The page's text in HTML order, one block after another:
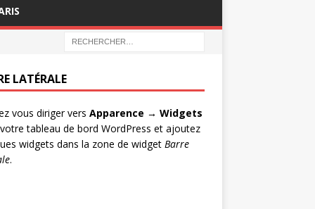
LATÉRALE
vous diriger vers Apparence → Widgets
tableau de bord WordPress et ajoutez
widgets dans la zone de widget Barre
.